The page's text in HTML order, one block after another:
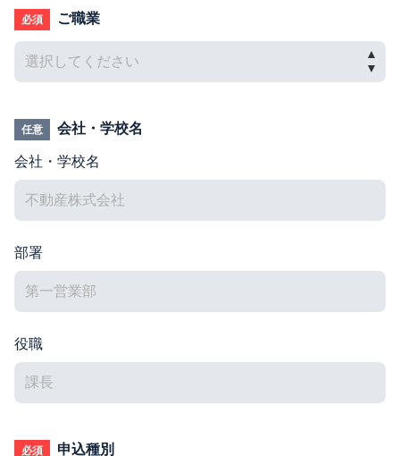
必須 ご職業
任意 会社・学校名
会社・学校名
部署
役職
必須 申込種別